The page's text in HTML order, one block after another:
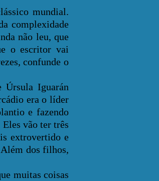
mundial.
complexidade
não leu, que
o escritor vai
confunde o
Iguarán
era o líder
e fazendo
vão ter três
extrovertido e
dos filhos,
muitas coisas